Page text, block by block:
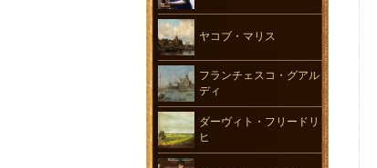
ヤコブ・マリス
フランチェスコ・グアル
ディ
ダーヴィト・フリードリ
ヒ